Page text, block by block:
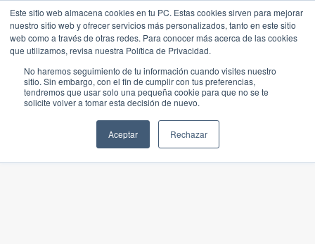
Este sitio web almacena cookies en tu PC. Estas cookies sirven para mejorar
nuestro sitio web y ofrecer servicios más personalizados, tanto en este sitio
web como a través de otras redes. Para conocer más acerca de las cookies
que utilizamos, revisa nuestra Política de Privacidad.
No haremos seguimiento de tu información cuando visites nuestro
sitio. Sin embargo, con el fin de cumplir con tus preferencias,
tendremos que usar solo una pequeña cookie para que no se te
solicite volver a tomar esta decisión de nuevo.
Aceptar Rechazar